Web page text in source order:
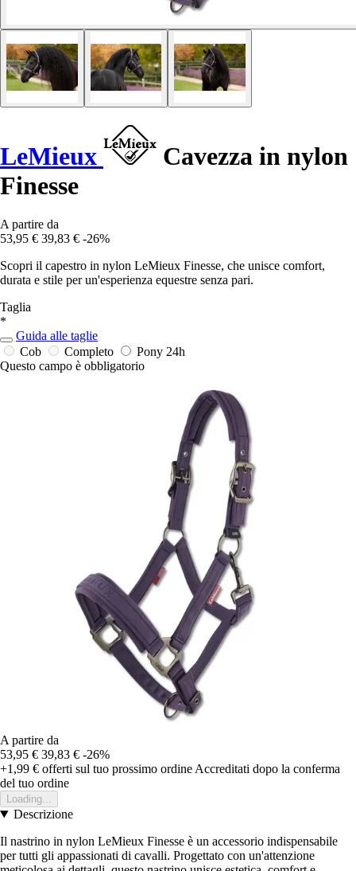
LeMieux
Cavezza in nylon
Finesse
A partire da
53,95 € 39,83 € -26%
Scopri il capestro in nylon LeMieux Finesse, che unisce comfort,
durata e stile per un'esperienza equestre senza pari.
Taglia
*
Guida alle taglie
Cob
Completo Pony 24h
Questo campo è obbligatorio
A partire da
53,95 € 39,83 € -26%
+1,99 € offerti sul tuo prossimo ordine Accreditati dopo la conferma
del tuo ordine
Loading...
Descrizione
Il nastrino in nylon LeMieux Finesse è un accessorio indispensabile
per tutti gli appassionati di cavalli. Progettato con un'attenzione